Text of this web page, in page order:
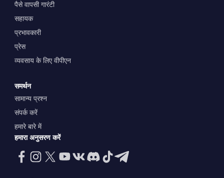
पैसे वापसी गारंटी
सहायक
प्रभावकारी
प्रेस
व्यवसाय के लिए वीपीएन
समर्थन
सामान्य प्रश्न
संपर्क करें
हमारे बारे में
हमारा अनुसरण करें